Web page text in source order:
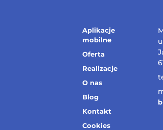
Aplikacje
mobilne
Oferta
Realizacje
O nas
Blog
Kontakt
Cookies